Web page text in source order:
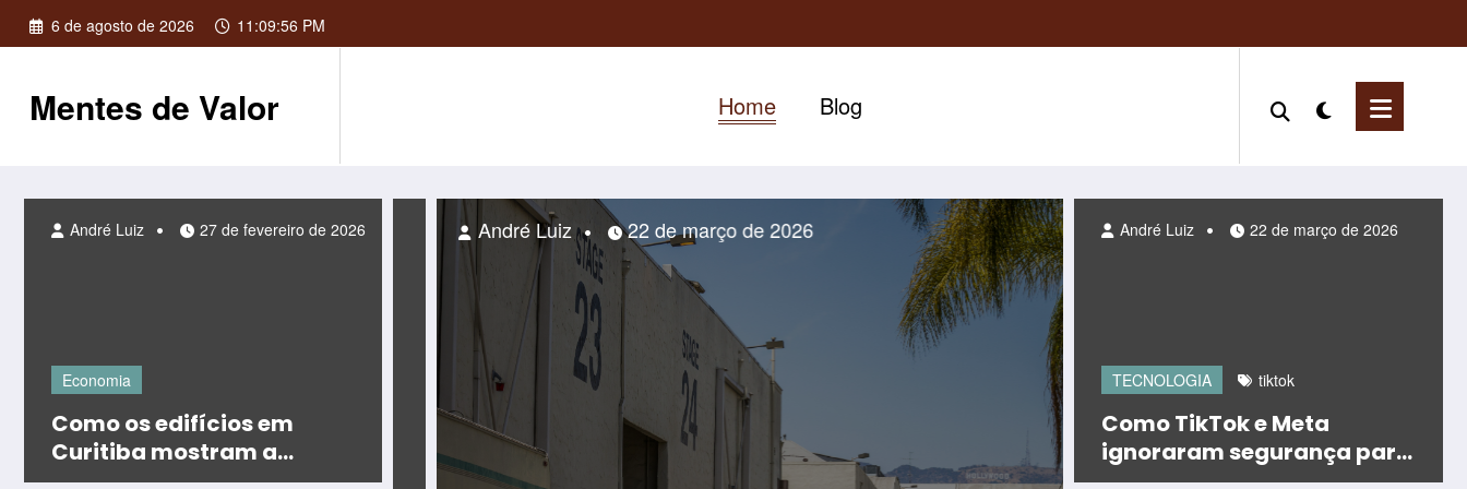
Pular
para
conteúdo
6 de agosto de 2026 11:09:58 PM
Mentes de Valor Home Blog
Economia
Como os edifícios em
Curitiba mostram a
modernidade urbana, da
André Luiz 27 de fevereiro de 2026
de 2026 André Luiz 22 de março de 2026 André Luiz 21 de março de 2026
TECNOLOGIA tiktok
Como TikTok e Meta
ignoraram segurança para
ganhar disputa por
André Luiz 22 de março de 2026